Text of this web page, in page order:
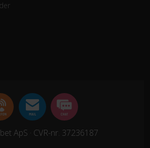
ApS · CVR-nr. 37236187